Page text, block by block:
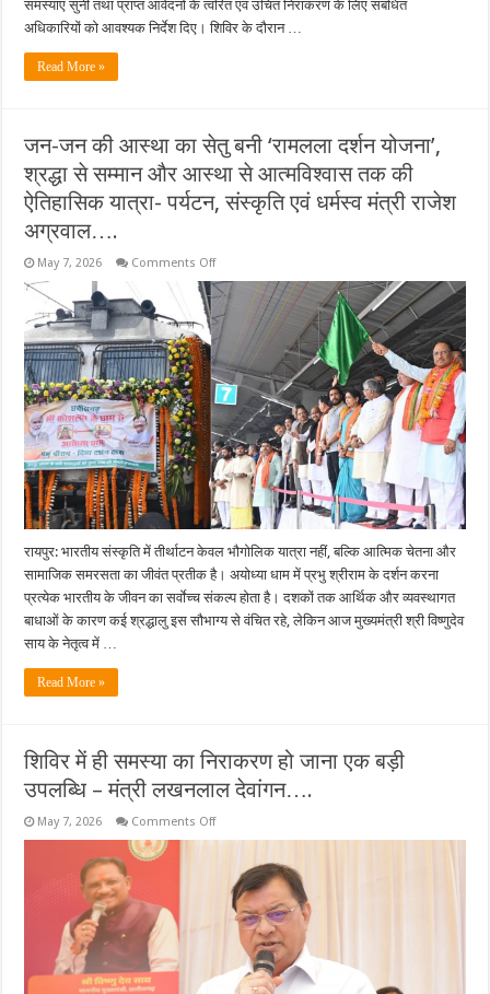
समस्याएं सुनीं तथा प्राप्त आवेदनों के त्वरित एवं उचित निराकरण के लिए संबंधित
अधिकारियों को आवश्यक निर्देश दिए। शिविर के दौरान …
Read More »
जन-जन की आस्था का सेतु बनी ‘रामलला दर्शन योजना’,
श्रद्धा से सम्मान और आस्था से आत्मविश्वास तक की
ऐतिहासिक यात्रा- पर्यटन, संस्कृति एवं धर्मस्व मंत्री राजेश
अग्रवाल….
May 7, 2026 Comments Offon
जन
की
आस्था
का
सेतु
बनी
‘रामलला
दर्शन
योजना’,
श्रद्धा
से
सम्मान
और
आस्था
से
आत्मविश्वास
तक
की
ऐतिहासिक
यात्रा-
पर्यटन,
संस्कृति
एवं
धर्मस्व
रायपुर: भारतीय संस्कृति में तीर्थाटन केवल भौगोलिक यात्रा नहीं, बल्कि आत्मिक चेतना और
सामाजिक समरसता का जीवंत प्रतीक है। अयोध्या धाम में प्रभु श्रीराम के दर्शन करना
प्रत्येक भारतीय के जीवन का सर्वाेच्च संकल्प होता है। दशकों तक आर्थिक और व्यवस्थागत
बाधाओं के कारण कई श्रद्धालु इस सौभाग्य से वंचित रहे, लेकिन आज मुख्यमंत्री श्री विष्णुदेव
साय के नेतृत्व में …
Read More »
शिविर में ही समस्या का निराकरण हो जाना एक बड़ी
उपलब्धि – मंत्री लखनलाल देवांगन….
May 7, 2026 Comments Offon
समस्या
निराकरण
उपलब्धि